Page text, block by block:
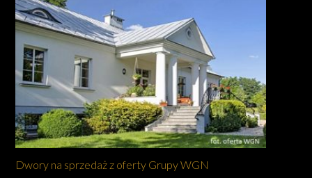
Dwory na sprzedaż z oferty Grupy WGN